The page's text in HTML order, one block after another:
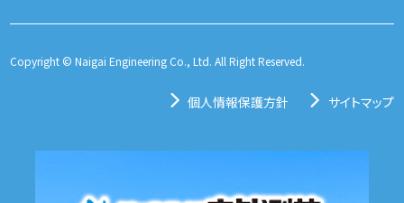
Copyright © Naigai Engineering Co., Ltd. All Right Reserved.
個人情報保護方針 サイトマップ